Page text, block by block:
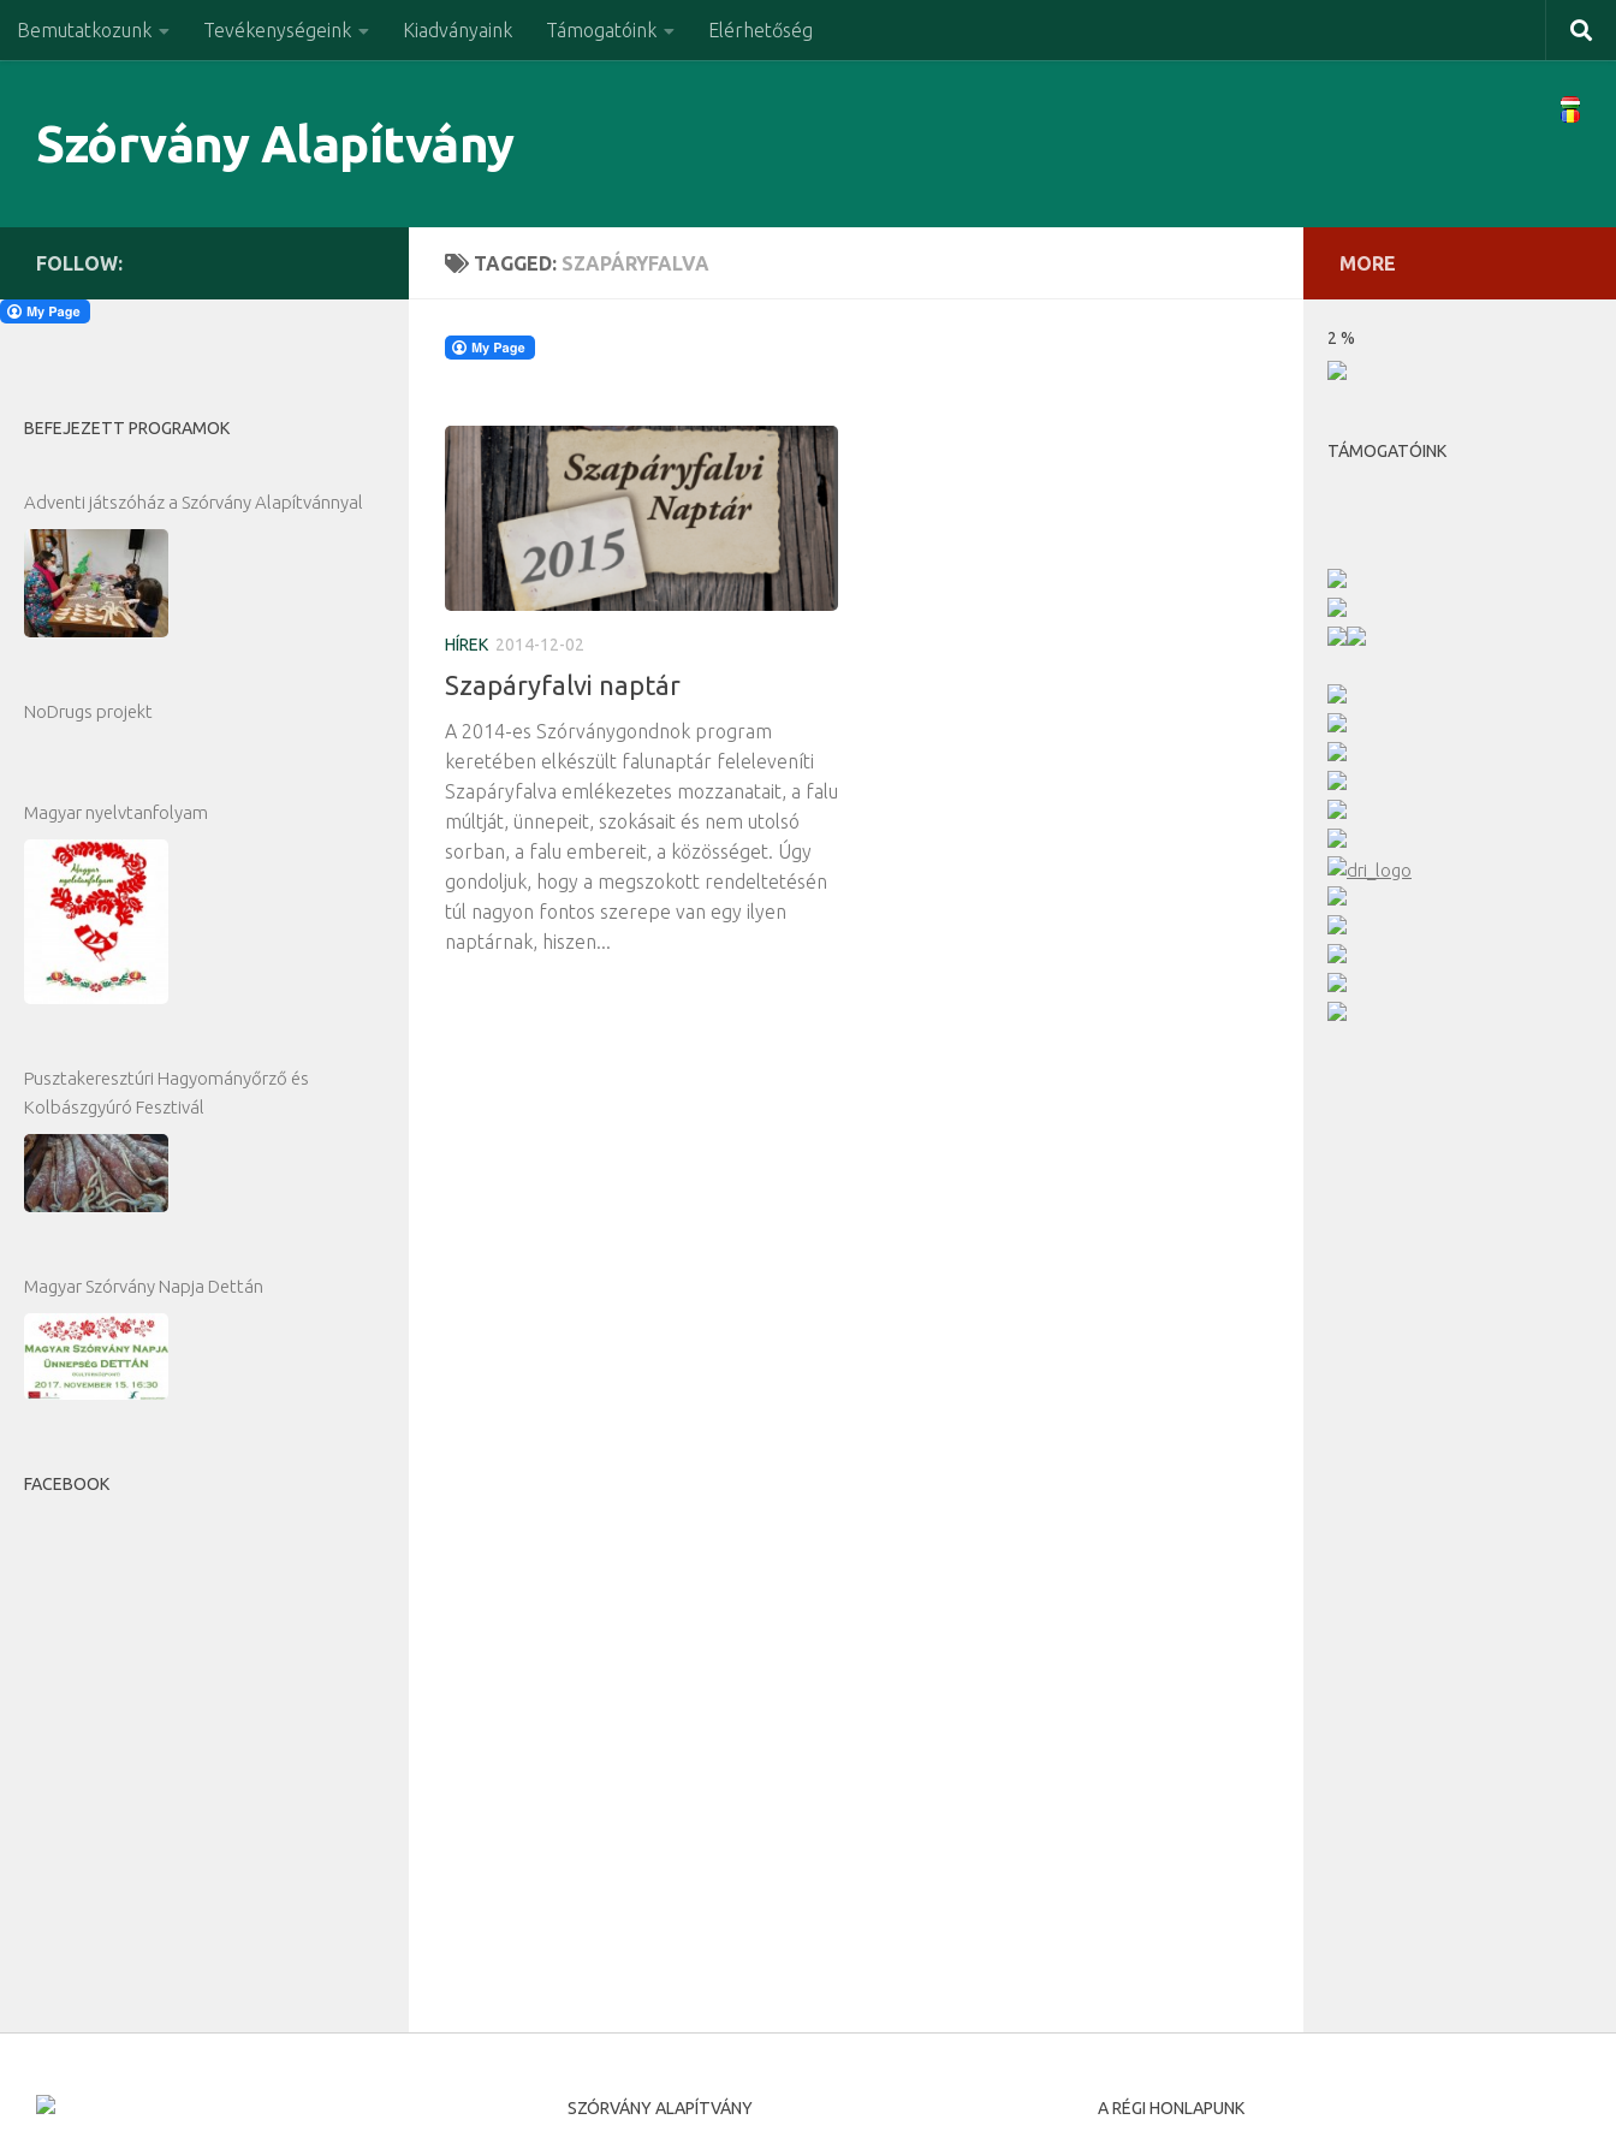
Skip to content
Bemutatkozunk Tevékenységeink Kiadványaink Támogatóink Elérhetőség
Szórvány Alapítvány
TAGGED: SZAPÁRYFALVA
HÍREK 2014-12-02
Szapáryfalvi naptár
A 2014-es Szórványgondnok program
keretében elkészült falunaptár feleleveníti
Szapáryfalva emlékezetes mozzanatait, a falu
múltját, ünnepeit, szokásait és nem utolsó
sorban, a falu embereit, a közösséget. Úgy
gondoljuk, hogy a megszokott rendeltetésén
túl nagyon fontos szerepe van egy ilyen
naptárnak, hiszen...
FOLLOW:
BEFEJEZETT PROGRAMOK
Adventi játszóház a Szórvány Alapítvánnyal
NoDrugs projekt
Magyar nyelvtanfolyam
Pusztakeresztúri Hagyományőrző és
Kolbászgyúró Fesztivál
Magyar Szórvány Napja Dettán
FACEBOOK
MORE
2 %
TÁMOGATÓINK
SZÓRVÁNY ALAPÍTVÁNY A RÉGI HONLAPUNK